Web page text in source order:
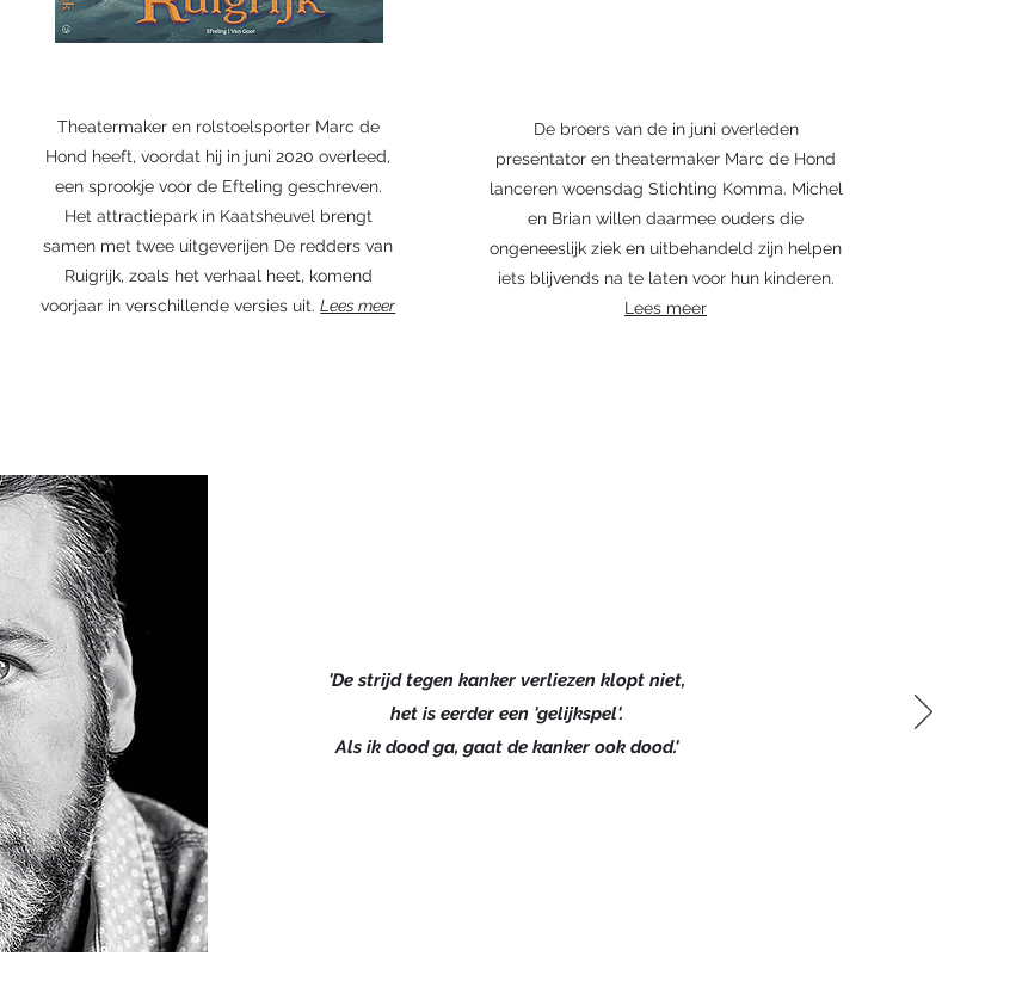
Theatermaker en rolstoelsporter Marc de
Hond heeft, voordat hij in juni 2020 overleed,
een sprookje voor de Efteling geschreven.
Het attractiepark in Kaatsheuvel brengt
samen met twee uitgeverijen De redders van
Ruigrijk, zoals het verhaal heet, komend
voorjaar in verschillende versies uit.Lees meer
De broers van de in juni overleden
presentator en theatermaker Marc de Hond
lanceren woensdag Stichting Komma. Michel
en Brian willen daarmee ouders die
ongeneeslijk ziek en uitbehandeld zijn helpen
iets blijvends na te laten voor hun kinderen.
Lees meer
'De strijd tegen kanker verliezen klopt niet,
het is eerder een 'gelijkspel'.
Als ik dood ga, gaat de kanker ook dood.'